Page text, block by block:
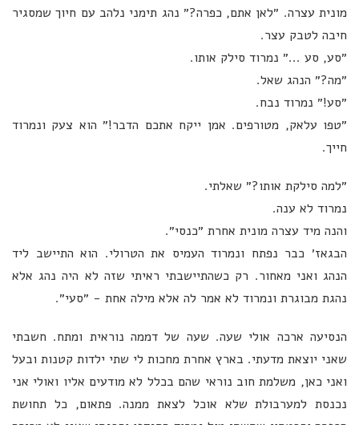
מונית עצרה. ״לאן אתם, כפרה?״ נהג תימני נלהב עם חיוך שמסגיר
חיבה לטבק עצר.
״סע, סע ...״ נמרוד סילק אותו.
״מה?״ הנהג שאל.
״סע!״ נמרוד נבח.
״טפו עלאק, מטורפים. אמן ייקח אתכם הדבר!״ הוא צעק ונמרוד
חייך.
״למה סילקת אותו?״ שאלתי.
נמרוד לא ענה.
והנה מיד עצרה מונית אחרת ״כנסי״.
הבגאז׳ כבר נפתח ונמרוד העמיס את הטרולי. הוא התיישב ליד
הנהג ואני מאחור. רק כשהתיישבתי ראיתי שזה לא היה נהג אלא
נהגת מבוגרת ונמרוד לא אמר לה אלא מילה אחת - ״סעי״.
הנסיעה ארכה אולי שעה. שעה של דממה נוראית ומתח. חשבתי
שאני יוצאת מדעתי. בארץ אחרת מחכות לי שתי ילדות קטנות ובעל
ואני כאן, משלמת חוב נוראי שהם בכלל לא מודעים אליו ואולי אני
נכנסת למערבולת שלא אוכל לצאת ממנה. פתאום, כל תחושת